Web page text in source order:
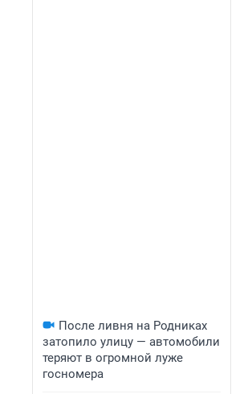
После ливня на Родниках
затопило улицу — автомобили
теряют в огромной луже
госномера